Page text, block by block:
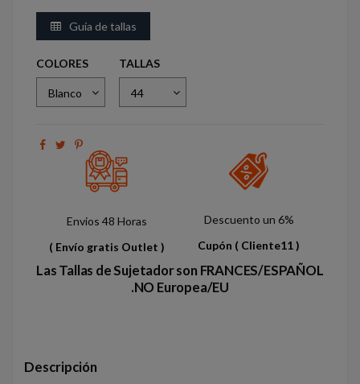
Guía de tallas
COLORES TALLAS
Envios 48 Horas
( Envío gratis Outlet )
Descuento un 6%
Cupón ( Cliente11 )
Las Tallas de Sujetador son FRANCES/ESPAÑOL
.NO Europea/EU
Descripción